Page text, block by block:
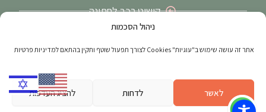
ניהול הסכמות
אתר זה עושה שימוש ב"עוגיות" Cookies לצורך תפעול שוטף ותקין בהתאם למדיניות פרטיות
לאשר לדחות להציג העדפות
קישוט רכב לחתונה
זרי כלה בירושלים
על ידי